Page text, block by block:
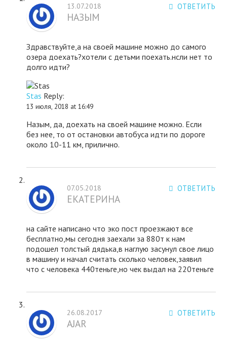
ОТВЕТИТЬ
13.07.2018
НАЗЫМ
Здравствуйте,а на своей машине можно до самого
озера доехать?хотели с детьми поехать.нсли нет то
долго идти?
Stas Reply:
13 июля, 2018 at 16:49
Назым, да, доехать на своей машине можно. Если
без нее, то от остановки автобуса идти по дороге
около 10-11 км, прилично.
ОТВЕТИТЬ
07.05.2018
ЕКАТЕРИНА
на сайте написано что эко пост проезжают все
бесплатно,мы сегодня заехали за 880т к нам
подошел толстый дядька,в наглую засунул свое лицо
в машину и начал считать сколько человек,заявил
что с человека 440теньге,но чек выдал на 220теньге
ОТВЕТИТЬ
26.08.2017
AJAR